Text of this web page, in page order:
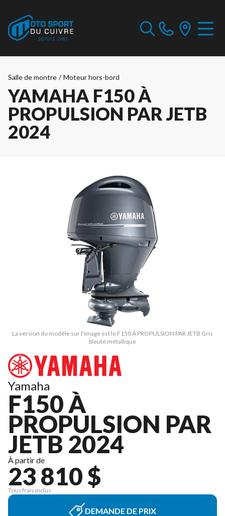
Salle de montre / Moteur hors-bord
YAMAHA F150 À
PROPULSION PAR JETB
2024
La version du modèle sur l'image est le F150 À PROPULSION PAR JETB Gris
bleuté métallique
Yamaha
F150 À
PROPULSION PAR
JETB 2024
À partir de
23 810 $
Tous frais inclus
DEMANDE DE PRIX